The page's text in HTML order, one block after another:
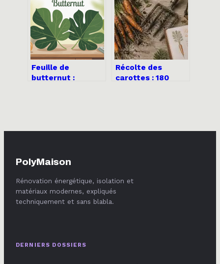
en profiter
Feuille de
butternut :
Récolte des
carottes : 180
PolyMaison
Rénovation énergétique, isolation et
matériaux modernes, expliqués
techniquement et sans blabla.
DERNIERS DOSSIERS